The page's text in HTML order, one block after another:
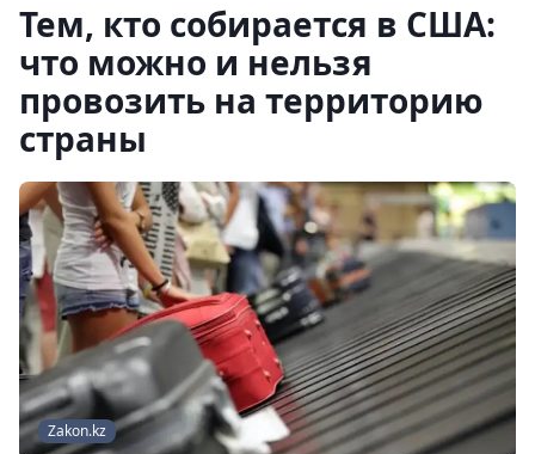
Тем, кто собирается в США:
что можно и нельзя
провозить на территорию
страны
Zakon.kz